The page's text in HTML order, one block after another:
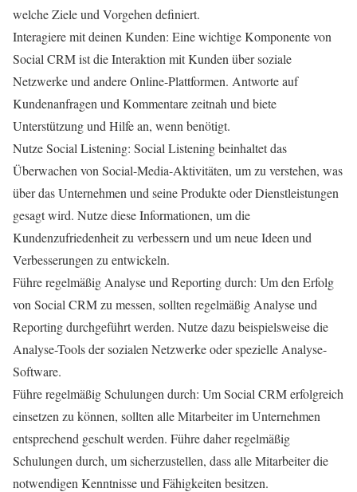
welche Ziele und Vorgehen definiert.
Interagiere mit deinen Kunden: Eine wichtige Komponente von
Social CRM ist die Interaktion mit Kunden über soziale
Netzwerke und andere Online-Plattformen. Antworte auf
Kundenanfragen und Kommentare zeitnah und biete
Unterstützung und Hilfe an, wenn benötigt.
Nutze Social Listening: Social Listening beinhaltet das
Überwachen von Social-Media-Aktivitäten, um zu verstehen, was
über das Unternehmen und seine Produkte oder Dienstleistungen
gesagt wird. Nutze diese Informationen, um die
Kundenzufriedenheit zu verbessern und um neue Ideen und
Verbesserungen zu entwickeln.
Führe regelmäßig Analyse und Reporting durch: Um den Erfolg
von Social CRM zu messen, sollten regelmäßig Analyse und
Reporting durchgeführt werden. Nutze dazu beispielsweise die
Analyse-Tools der sozialen Netzwerke oder spezielle Analyse-
Software.
Führe regelmäßig Schulungen durch: Um Social CRM erfolgreich
einsetzen zu können, sollten alle Mitarbeiter im Unternehmen
entsprechend geschult werden. Führe daher regelmäßig
Schulungen durch, um sicherzustellen, dass alle Mitarbeiter die
notwendigen Kenntnisse und Fähigkeiten besitzen.